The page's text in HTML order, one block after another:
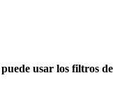
usar los filtros